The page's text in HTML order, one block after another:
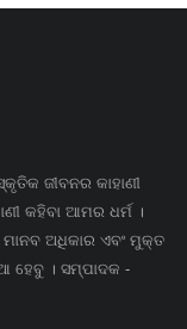
ଜୀବନର କାହାଣୀ
କହିବା ଆମର ଧର୍ମ ।
ଅଧିକାର ଏବଂ ମୁକ୍ତ
ହେବୁ । ସମ୍ପାଦକ -